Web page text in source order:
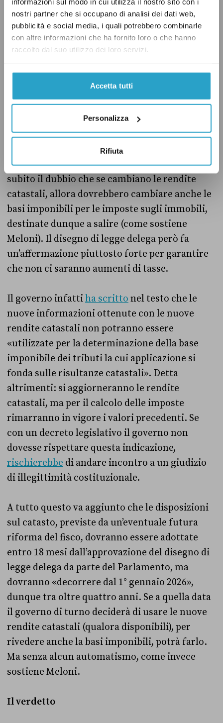
nostri partner che si occupano di analisi dei dati web,
pubblicità e social media, i quali potrebbero combinarle
con altre informazioni che ha fornito loro o che hanno
raccolto dal suo utilizzo dei loro servizi.
Accetta tutti
Personalizza
Rifiuta
Tradotto in parole semplici: il governo chiede
di poter approvare nuove misure – i cui
dettagli sono ancora da stabilire – per ottenere
vicine ai valori di mercato. E in più chiede di
poter introdurre meccanismi che consentano
di mantenere aggiornate le rendite catastali ai
valori delle unità immobiliari in base alle
fluttuazioni del mercato.
Come abbiamo anticipato prima, può sorgere
subito il dubbio che se cambiano le rendite
catastali, allora dovrebbero cambiare anche le
basi imponibili per le imposte sugli immobili,
destinate dunque a salire (come sostiene
Meloni). Il disegno di legge delega però fa
un’affermazione piuttosto forte per garantire
che non ci saranno aumenti di tasse.
Il governo infattiha scritto nel testo che le
nuove informazioni ottenute con le nuove
rendite catastali non potranno essere
«utilizzate per la determinazione della base
imponibile dei tributi la cui applicazione si
fonda sulle risultanze catastali». Detta
altrimenti: si aggiorneranno le rendite
catastali, ma per il calcolo delle imposte
rimarranno in vigore i valori precedenti. Se
con un decreto legislativo il governo non
dovesse rispettare questa indicazione,
rischierebbe di andare incontro a un giudizio
di illegittimità costituzionale.
A tutto questo va aggiunto che le disposizioni
sul catasto, previste da un’eventuale futura
riforma del fisco, dovranno essere adottate
entro 18 mesi dall’approvazione del disegno di
legge delega da parte del Parlamento, ma
dovranno «decorrere dal 1° gennaio 2026»,
dunque tra oltre quattro anni. Se a quella data
il governo di turno deciderà di usare le nuove
rendite catastali (qualora disponibili), per
rivedere anche la basi imponibili, potrà farlo.
Ma senza alcun automatismo, come invece
sostiene Meloni.
Il verdetto